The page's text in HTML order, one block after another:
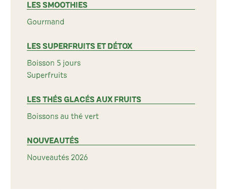
LES SMOOTHIES
Gourmand
LES SUPERFRUITS ET DÉTOX
Boisson 5 jours
Superfruits
LES THÉS GLACÉS AUX FRUITS
Boissons au thé vert
NOUVEAUTÉS
Nouveautés 2026